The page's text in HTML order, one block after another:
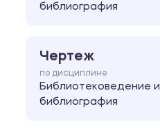
библиография
Чертеж
по дисциплине
Библиотековедение и
библиография